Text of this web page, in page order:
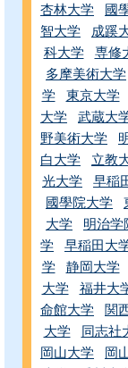
杏林大学
國
智大学
成蹊
科大学
専修
多摩美術大学
学
東京大学
大学
武蔵大
野美術大学
白大学
立教
光大学
早稲
國學院大学
大学
明治学
学
早稲田大
学
静岡大学
大学
福井大
命館大学
関
大学
同志社
岡山大学
岡